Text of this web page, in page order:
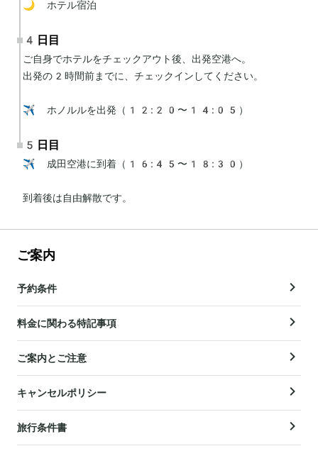
🌙 ホテル宿泊
4日目
ご自身でホテルをチェックアウト後、出発空港へ。
出発の2時間前までに、チェックインしてください。
✈️ ホノルルを出発（12:20〜14:05）
5日目
✈️ 成田空港に到着（16:45〜18:30）
到着後は自由解散です。
ご案内
予約条件
料金に関わる特記事項
ご案内とご注意
キャンセルポリシー
旅行条件書